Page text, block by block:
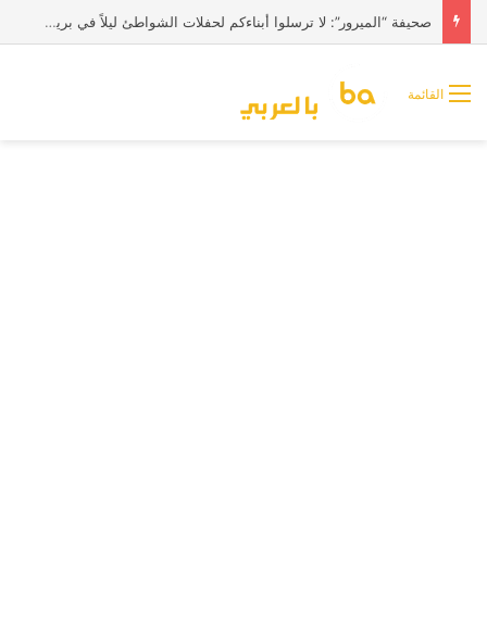
صحيفة “الميرور”: لا ترسلوا أبناءكم لحفلات الشواطئ ليلاً في بريطانيا
القائمة